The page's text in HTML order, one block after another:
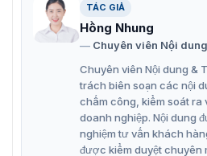
Tránh mở cửa khi thiết bị đầu
TÁC GIẢ
Hồng Nhung
Chuyên viên Nội
Chuyên viên Nội dung &
trách biên soạn các nội
chấm công, kiểm soát ra
doanh nghiệp. Nội dung
nghiệm tư vấn khách
được kiểm duyệt chuyên